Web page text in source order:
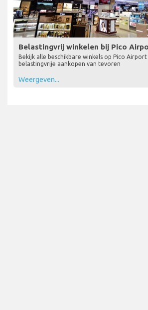
Belastingvrij winkelen bij Pico
Bekijk alle beschikbare winkels op Pico
belastingvrije aankopen van tevoren
Weergeven...